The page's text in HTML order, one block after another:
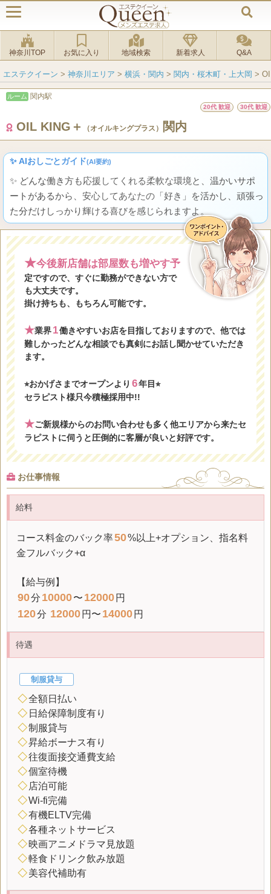
神奈川TOP お気に入り 地域検索 新着求人 Q&A
エステクイーン > 神奈川エリア > 横浜・関内 > 関内・桜木町・上大岡 >
ルーム 関内駅
20代 歓迎 30代 歓迎
OIL KING＋ （オイルキングプラス） 関内
✨ AIおしごとガイド(AI要約)
✨ どんな働き方も応援してくれる柔軟な環境と、温かいサポ
ートがあるから、安心してあなたの「好き」を活かし、頑張っ
た分だけしっかり輝ける喜びを感じられますよ。
★今後新店舗は部屋数も増やす予
定ですので、すぐに勤務ができない方で
も大丈夫です。
掛け持ちも、もちろん可能です。
★業界 1働きやすいお店を目指しておりますので、他では
難しかったどんな相談でも真剣にお話し聞かせていただき
ます。
⭐おかげさまでオープンより 6年目⭐
セラピスト様只今積極採用中!!
★ご新規様からのお問い合わせも多く他エリアから来たセ
ラピストに伺うと圧倒的に客層が良いと好評です。
お仕事情報
給料
コース料金のバック率50%以上+オプション、指名料
金フルバック+α
【給与例】
90分 10000〜 12000 円
120分 12000 円〜 14000 円
待遇
制服貸与
◇全額日払い
◇ 日給保障制度有り
◇制服貸与
◇昇給ボーナス有り
◇往復面接交通費支給
◇個室待機
◇ 店泊可能
◇Wi-fi完備
◇有機ELTV完備
◇各種ネットサービス
◇映画アニメドラマ見放題
◇軽食ドリンク飲み放題
◇美容代補助有